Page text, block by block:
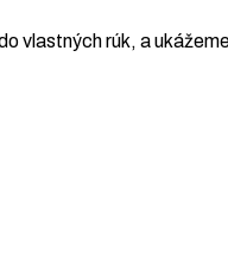
vlastných rúk, a